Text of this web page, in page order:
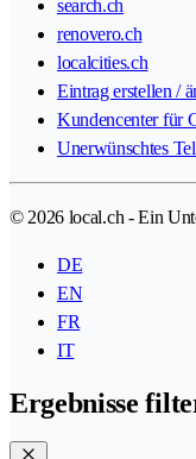
search.ch
renovero.ch
localcities.ch
Eintrag erstellen /
Kundencenter für
Unerwünschtes
© 2026 local.ch - Ein
DE
EN
FR
IT
Ergebnisse